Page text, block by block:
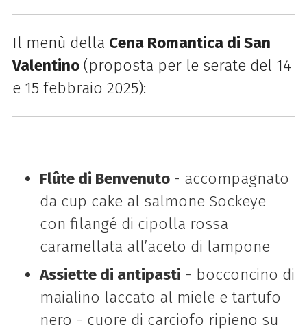
Il menù della Cena Romantica di San
Valentino(proposta per le serate del 14
e 15 febbraio 2025):
Flûte di Benvenuto - accompagnato
da cup cake al salmone Sockeye
con filangé di cipolla rossa
caramellata all’aceto di lampone
Assiette di antipasti - bocconcino di
maialino laccato al miele e tartufo
nero - cuore di carciofo ripieno su